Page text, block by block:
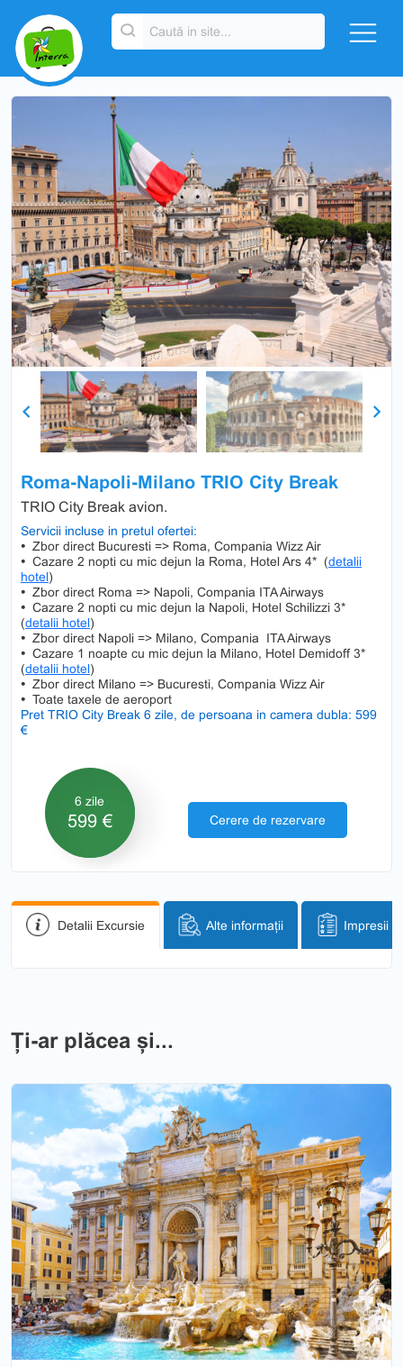
Roma-Napoli-Milano TRIO City Break
TRIO City Break avion.
Servicii incluse in pretul ofertei:
• Zbor direct Bucuresti => Roma, Compania Wizz Air
• Cazare 2 nopti cu mic dejun la Roma, Hotel Ars 4* (detalii
hotel)
• Zbor direct Roma => Napoli, Compania ITA Airways
• Cazare 2 nopti cu mic dejun la Napoli, Hotel Schilizzi 3*
(detalii hotel)
• Zbor direct Napoli => Milano, Compania ITA Airways
• Cazare 1 noapte cu mic dejun la Milano, Hotel Demidoff 3*
(detalii hotel)
• Zbor direct Milano => Bucuresti, Compania Wizz Air
• Toate taxele de aeroport
Pret TRIO City Break 6 zile, de persoana in camera dubla: 599
€
6 zile
599 € Cerere de rezervare
Previous Next
Detalii Excursie Alte informații Impresii
Ți-ar plăcea și...
Previous